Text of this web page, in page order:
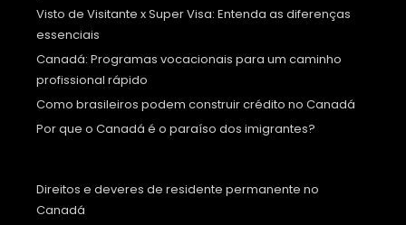
Visto de Visitante x Super Visa: Entenda as diferenças
essenciais
Canadá: Programas vocacionais para um caminho
profissional rápido
Como brasileiros podem construir crédito no Canadá
Por que o Canadá é o paraíso dos imigrantes?
Direitos e deveres de residente permanente no
Canadá